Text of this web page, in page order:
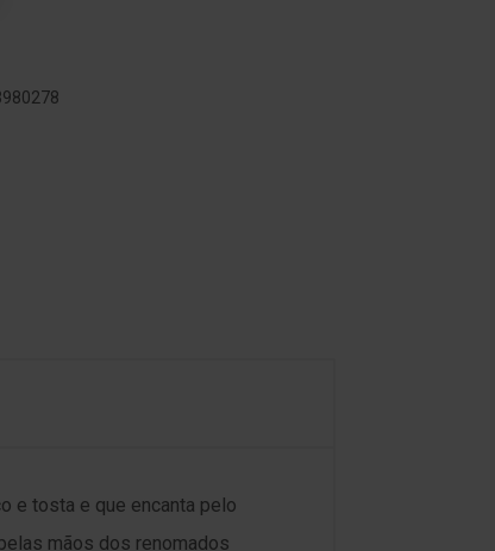
e tosta e que encanta pelo
mãos dos renomados